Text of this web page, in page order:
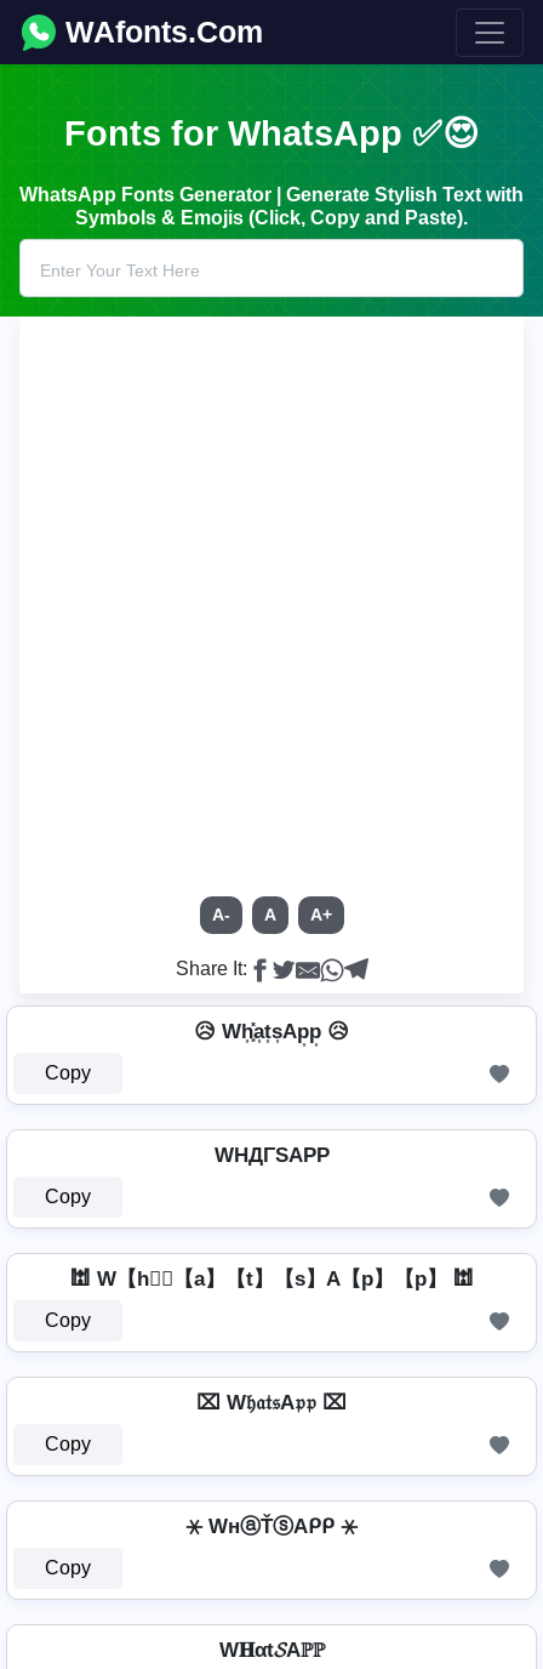
WAfonts.Com
Fonts for WhatsApp ✅😍
WhatsApp Fonts Generator | Generate Stylish Text with
Symbols & Emojis (Click, Copy and Paste).
A- A A+
Share It:
😥 Wh͎͓̽a͎t͎s͎Ap͎p͎ 😥
Copy
WHДΓSAPP
Copy
🕍 W【h】⃣【a】【t】【s】A【p】【p】 🕍
Copy
⌧ W𝔥𝔞𝔱𝔰A𝔭𝔭 ⌧
Copy
⚹ WнⓐŤⓢAᑭᑭ ⚹
Copy
W𝐇αt𝓢Aℙℙ